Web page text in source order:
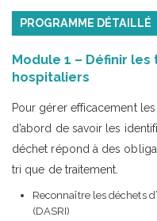
PROGRAMME DÉTAILLÉ
Module 1 – Définir
hospitaliers
Pour gérer efficacement
d’abord de savoir les
déchet répond à des
tri que de traitement.
Reconnaître les déchets
(DASRI)